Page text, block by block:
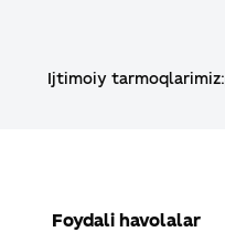
Ijtimoiy tarmoqlarimiz:
Foydali havolalar